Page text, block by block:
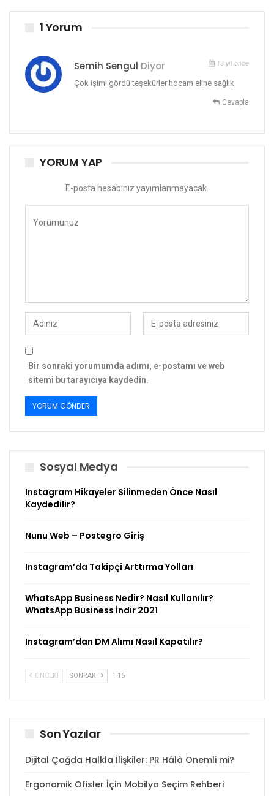
1 Yorum
Semih Sengul Diyor 13 yıl önce
Çok işimi gördü teşekürler hocam eline sağlık
Cevapla
YORUM YAP
E-posta hesabınız yayımlanmayacak.
Bir sonraki yorumumda adımı, e-postamı ve web
sitemi bu tarayıcıya kaydedin.
Sosyal Medya
Instagram Hikayeler Silinmeden Önce Nasıl
Kaydedilir?
Nunu Web – Postegro Giriş
Instagram’da Takipçi Arttırma Yolları
WhatsApp Business Nedir? Nasıl Kullanılır?
WhatsApp Business İndir 2021
Instagram’dan DM Alımı Nasıl Kapatılır?
ÖNCEKI SONRAKI 1 16
Son Yazılar
Dijital Çağda Halkla İlişkiler: PR Hâlâ Önemli mi?
Ergonomik Ofisler İçin Mobilya Seçim Rehberi